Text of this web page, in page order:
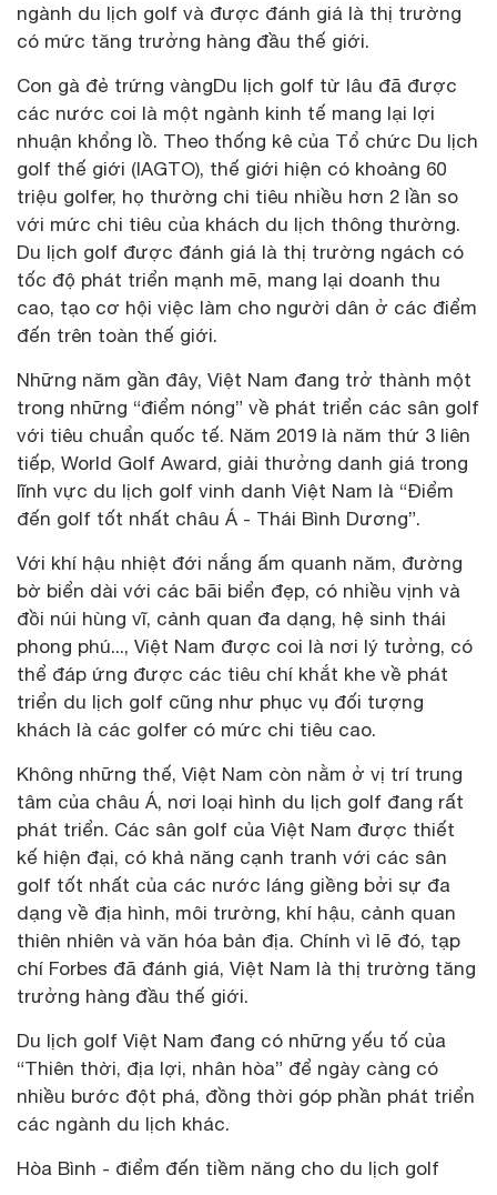
ngành du lịch golf và được đánh giá là thị trường
có mức tăng trưởng hàng đầu thế giới.
Con gà đẻ trứng vàngDu lịch golf từ lâu đã được
các nước coi là một ngành kinh tế mang lại lợi
nhuận khổng lồ. Theo thống kê của Tổ chức Du lịch
golf thế giới (IAGTO), thế giới hiện có khoảng 60
triệu golfer, họ thường chi tiêu nhiều hơn 2 lần so
với mức chi tiêu của khách du lịch thông thường.
Du lịch golf được đánh giá là thị trường ngách có
tốc độ phát triển mạnh mẽ, mang lại doanh thu
cao, tạo cơ hội việc làm cho người dân ở các điểm
đến trên toàn thế giới.
Những năm gần đây, Việt Nam đang trở thành một
trong những “điểm nóng” về phát triển các sân golf
với tiêu chuẩn quốc tế. Năm 2019 là năm thứ 3 liên
tiếp, World Golf Award, giải thưởng danh giá trong
lĩnh vực du lịch golf vinh danh Việt Nam là “Điểm
đến golf tốt nhất châu Á - Thái Bình Dương”.
Với khí hậu nhiệt đới nắng ấm quanh năm, đường
bờ biển dài với các bãi biển đẹp, có nhiều vịnh và
đồi núi hùng vĩ, cảnh quan đa dạng, hệ sinh thái
phong phú..., Việt Nam được coi là nơi lý tưởng, có
thể đáp ứng được các tiêu chí khắt khe về phát
triển du lịch golf cũng như phục vụ đối tượng
khách là các golfer có mức chi tiêu cao.
Không những thế, Việt Nam còn nằm ở vị trí trung
tâm của châu Á, nơi loại hình du lịch golf đang rất
phát triển. Các sân golf của Việt Nam được thiết
kế hiện đại, có khả năng cạnh tranh với các sân
golf tốt nhất của các nước láng giềng bởi sự đa
dạng về địa hình, môi trường, khí hậu, cảnh quan
thiên nhiên và văn hóa bản địa. Chính vì lẽ đó, tạp
chí Forbes đã đánh giá, Việt Nam là thị trường tăng
trưởng hàng đầu thế giới.
Du lịch golf Việt Nam đang có những yếu tố của
“Thiên thời, địa lợi, nhân hòa” để ngày càng có
nhiều bước đột phá, đồng thời góp phần phát triển
các ngành du lịch khác.
Hòa Bình - điểm đến tiềm năng cho du lịch golf